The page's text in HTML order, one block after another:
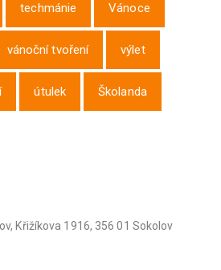
techmánie Vánoce
vánoční tvoření výlet
útulek Školanda
Křižíkova 1916, 356 01 Sokolov